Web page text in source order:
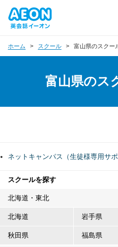
ホーム スクール 富山県のスクー
富山県のス
ネットキャンパス（生徒様専用サポ
スクールを探す
北海道・東北
北海道 岩手県
秋田県 福島県